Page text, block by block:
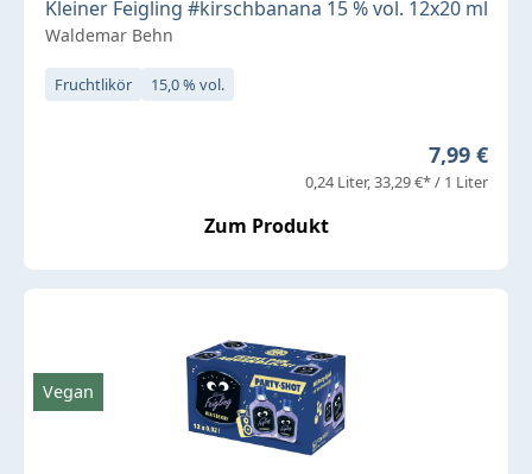
Kleiner Feigling #kirschbanana 15 % vol. 12x20 ml
Waldemar Behn
Fruchtlikör 15,0 % vol.
Regulärer
7,99 €
0,24 Liter 33,29 €* / 1 Liter
Zum Produkt
Vegan